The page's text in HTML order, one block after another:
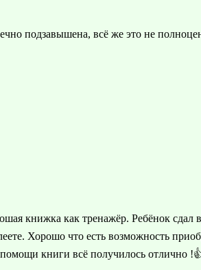
подзавышена, всё же это не
книжка как тренажёр. Ребёнок
Хорошо что есть возможность
книги всё получилось отлично